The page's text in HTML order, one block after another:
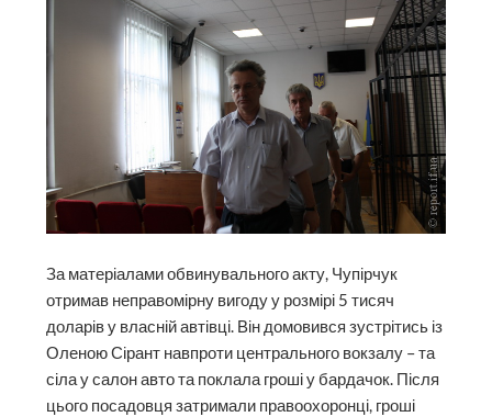
За матеріалами обвинувального акту, Чупірчук
отримав неправомірну вигоду у розмірі 5 тисяч
доларів у власній автівці. Він домовився зустрітись із
Оленою Сірант навпроти центрального вокзалу – та
сіла у салон авто та поклала гроші у бардачок. Після
цього посадовця затримали правоохоронці, гроші